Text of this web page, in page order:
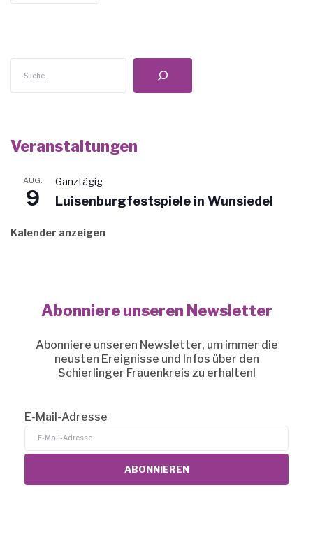
Veranstaltungen
AUG.
9
Ganztägig
Luisenburgfestspiele in Wunsiedel
Kalender anzeigen
Abonniere unseren Newsletter
Abonniere unseren Newsletter, um immer die
neusten Ereignisse und Infos über den
Schierlinger Frauenkreis zu erhalten!
E-Mail-Adresse